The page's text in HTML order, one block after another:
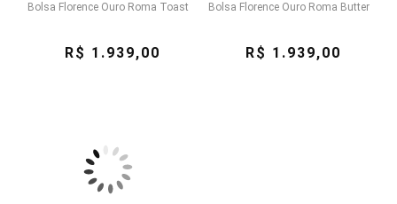
Bolsa Florence Ouro Roma Toast
R$ 1.939,00
Bolsa Florence Ouro Roma Butter
R$ 1.939,00